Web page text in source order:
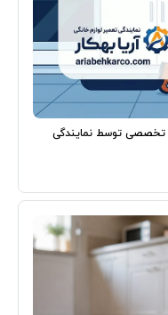
توسط نمایندگی